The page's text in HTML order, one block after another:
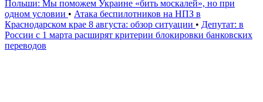
Польши: Мы поможем Украине «бить москалей», но при
одном условии • Атака беспилотников на НПЗ в
Краснодарском крае 8 августа: обзор ситуации • Депутат: в
России с 1 марта расширят критерии блокировки банковских
переводов